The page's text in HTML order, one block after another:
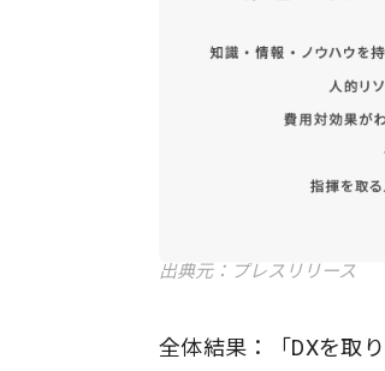
出典元：プレスリリース
全体結果：「DXを取